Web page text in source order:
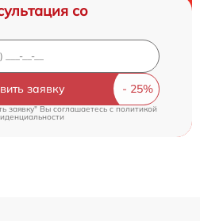
со
заявку
заявку" Вы соглашаетесь cполитикой